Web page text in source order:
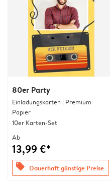
80er Party
Einladungskarten | Premium
Papier
10er Karten-Set
Ab
13,99 €*
offers Dauerhaft günstige Preise